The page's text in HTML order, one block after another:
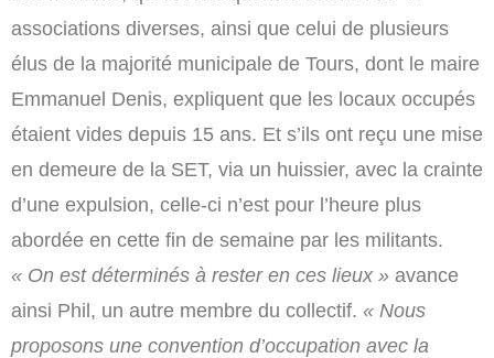
associations diverses, ainsi que celui de plusieurs
élus de la majorité municipale de Tours, dont le maire
Emmanuel Denis, expliquent que les locaux occupés
étaient vides depuis 15 ans. Et s’ils ont reçu une mise
en demeure de la SET, via un huissier, avec la crainte
d’une expulsion, celle-ci n’est pour l’heure plus
abordée en cette fin de semaine par les militants.
« On est déterminés à rester en ces lieux » avance
ainsi Phil, un autre membre du collectif. « Nous
proposons une convention d’occupation avec la